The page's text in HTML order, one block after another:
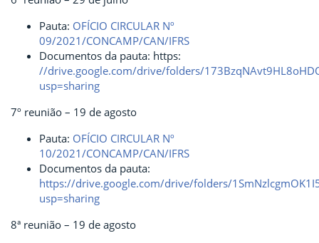
Pauta: OFÍCIO CIRCULAR Nº
09/2021/CONCAMP/CAN/IFRS
Documentos da pauta: https:
//drive.google.com/drive/folders/
usp=sharing
7º reunião – 19 de agosto
Pauta: OFÍCIO CIRCULAR Nº
10/2021/CONCAMP/CAN/IFRS
Documentos da pauta:
https://drive.google.com/drive/folders/
usp=sharing
8ª reunião – 19 de agosto